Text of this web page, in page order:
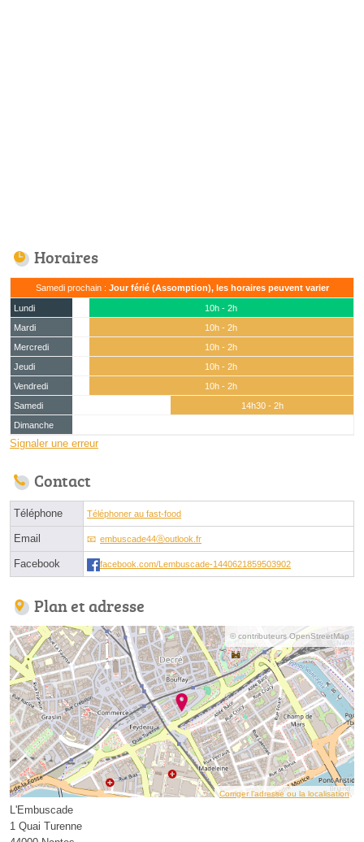
Horaires
Samedi prochain : Jour férié (Assomption), les horaires peuvent varier
Lundi
10h - 2h
Mardi
10h - 2h
Mercredi
10h - 2h
Jeudi
10h - 2h
Vendredi
10h - 2h
Samedi
14h30 - 2h
Dimanche
Signaler une erreur
Contact
Téléphone Téléphoner au fast-food
Email embuscade44ⓐoutlook.fr
Facebook facebook.com/Lembuscade-1440621859503902
Plan et adresse
© contributeurs OpenStreetMap
Corriger l’adresse ou la localisation
L'Embuscade
1 Quai Turenne